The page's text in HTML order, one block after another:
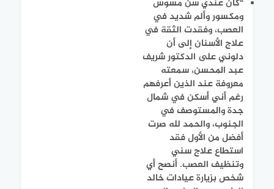
“كان عندي سن مسوس
ومكسور وألم شديد في
العصب، وفقدت الثقة في
علاج الأسنان إلى أن
دلوني على الدكتور شريف
عبد المحسن، سمعته
معروفة عند الذين أعرفهم
رغم أني أسكن في شمال
جدة والمستوصف في
الجنوب، والحمد لله صرت
أفضل من الأول فقد
استطاع علاج سني
وتنظيف العصب. أنصح أي
شخص بزيارة عيادات خالد